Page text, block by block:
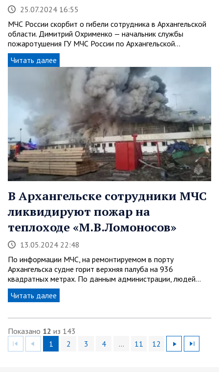
25.07.2024 16:55
МЧС России скорбит о гибели сотрудника в Архангельской
области. Димитрий Охрименко — начальник службы
пожаротушения ГУ МЧС России по Архангельской…
Читать далее
В Архангельске сотрудники МЧС
ликвидируют пожар на
теплоходе «М.В.Ломоносов»
13.05.2024 22:48
По информации МЧС, на ремонтируемом в порту
Архангельска судне горит верхняя палуба на 936
квадратных метрах. По данным администрации, людей…
Читать далее
Показано 12 из 143
1
2 3 4 … 11 12